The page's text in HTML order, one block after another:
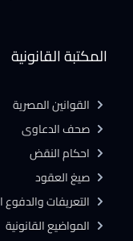
المكتبة القانونية
القوانين المصرية
صحف الدعاوى
احكام النقض
صيغ العقود
التعريفات والدفوع
المواضيع القانونية